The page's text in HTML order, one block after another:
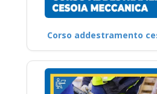
Corso addestramento